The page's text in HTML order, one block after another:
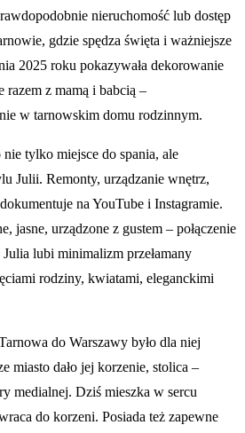
nieruchomość lub dostęp
gdzie spędza święta i ważniejsze
2025 roku pokazywała dekorowanie
razem z mamą i babcią –
w tarnowskim domu rodzinnym.
tylko miejsce do spania, ale
Julii. Remonty, urządzanie wnętrz,
na YouTube i Instagramie.
jasne, urządzone z gustem – połączenie
lubi minimalizm przełamany
rodziny, kwiatami, eleganckimi
do Warszawy było dla niej
miasto dało jej korzenie, stolica –
medialnej. Dziś mieszka w sercu
do korzeni. Posiada też zapewne